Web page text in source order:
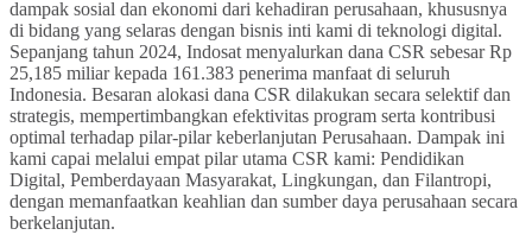
dampak sosial dan ekonomi dari kehadiran perusahaan, khususnya
di bidang yang selaras dengan bisnis inti kami di teknologi digital.
Sepanjang tahun 2024, Indosat menyalurkan dana CSR sebesar Rp
25,185 miliar kepada 161.383 penerima manfaat di seluruh
Indonesia. Besaran alokasi dana CSR dilakukan secara selektif dan
strategis, mempertimbangkan efektivitas program serta kontribusi
optimal terhadap pilar-pilar keberlanjutan Perusahaan. Dampak ini
kami capai melalui empat pilar utama CSR kami: Pendidikan
Digital, Pemberdayaan Masyarakat, Lingkungan, dan Filantropi,
dengan memanfaatkan keahlian dan sumber daya perusahaan secara
berkelanjutan.